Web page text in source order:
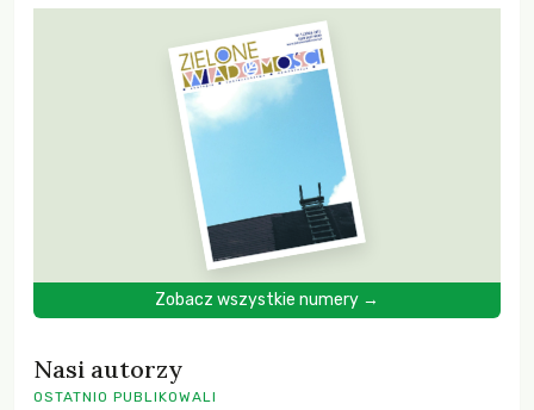
Zobacz wszystkie numery →
Nasi autorzy
OSTATNIO PUBLIKOWALI